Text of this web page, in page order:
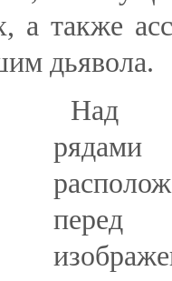
а также
дьявола.
Над
перед